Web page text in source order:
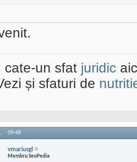
cate-un sfat juridic
și sfaturi de
09:48
vmariusgl
Membru SeoPedia